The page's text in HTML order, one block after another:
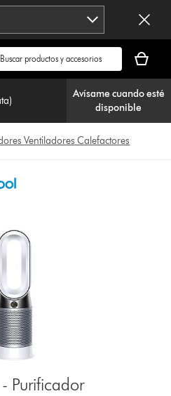
cesta
está
vacía
Avísame cuando esté
disponible
Ventiladores Calefactores
Purificador